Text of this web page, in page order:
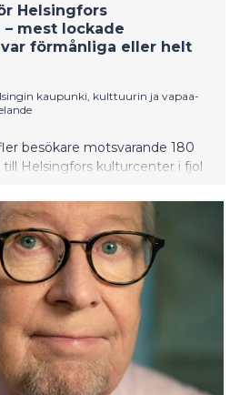
Helsingfors
mest lockade
förmånliga eller helt
kaupunki, kulttuurin ja vapaa-
besökare motsvarande 180
Helsingfors kulturcenter i fjol
utbud – till förmånliga priser.